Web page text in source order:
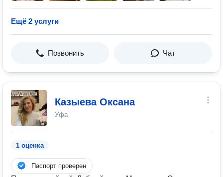
Ещё 2 услуги
Позвонить Чат
Казыева Оксана
Уфа
1 оценка
Паспорт проверен